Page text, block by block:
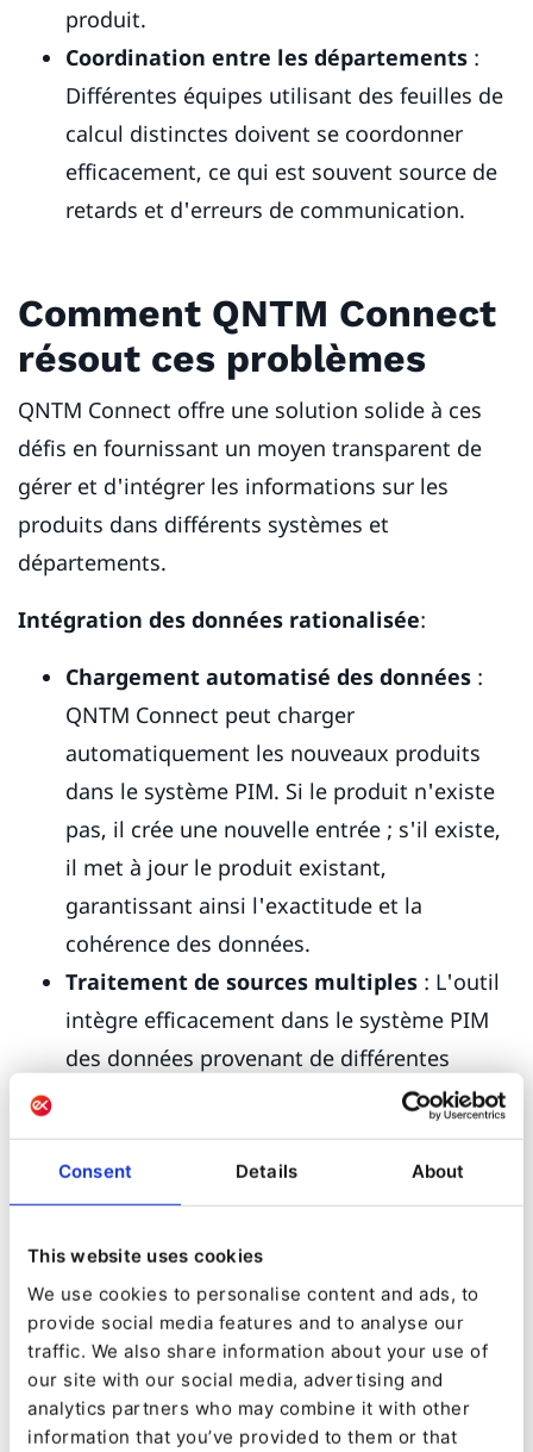
Consent Details About
This website uses cookies
We use cookies to personalise content and ads, to
provide social media features and to analyse our
traffic. We also share information about your use of
our site with our social media, advertising and
analytics partners who may combine it with other
information that you’ve provided to them or that
produit.
Coordination entre les départements :
Différentes équipes utilisant des feuilles de
calcul distinctes doivent se coordonner
efficacement, ce qui est souvent source de
retards et d'erreurs de communication.
Comment QNTM Connect
résout ces problèmes
QNTM Connect offre une solution solide à ces
défis en fournissant un moyen transparent de
gérer et d'intégrer les informations sur les
produits dans différents systèmes et
départements.
Intégration des données rationalisée:
Chargement automatisé des données :
QNTM Connect peut charger
automatiquement les nouveaux produits
dans le système PIM. Si le produit n'existe
pas, il crée une nouvelle entrée ; s'il existe,
il met à jour le produit existant,
garantissant ainsi l'exactitude et la
cohérence des données.
Traitement de sources multiples : L'outil
intègre efficacement dans le système PIM
des données provenant de différentes
sources, telles que Google Sheets ou Excel,
sans intervention manuelle.
Gestion des attributs
des produits sont correctement importés,
ce qui réduit le risque d'erreurs liées à la
saisie manuelle des données.
Enrichissement du contenu : QNTM
Connect permet d'enrichir le contenu des